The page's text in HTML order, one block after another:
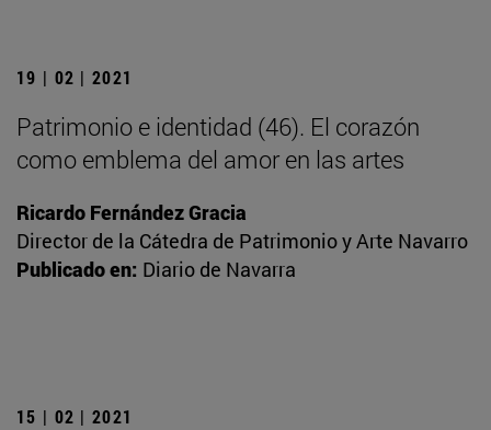
19 | 02 | 2021
Patrimonio e identidad (46). El corazón
como emblema del amor en las artes
Ricardo Fernández Gracia
Director de la Cátedra de Patrimonio y Arte Navarro
Publicado en: Diario de Navarra
15 | 02 | 2021